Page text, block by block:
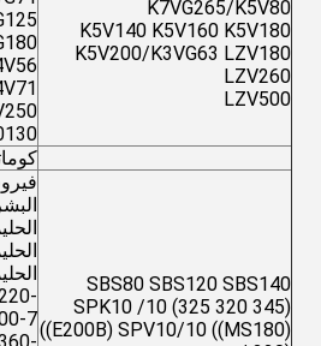
K7VG265/K5V80
K5V140 K5V160 K5V180
K5V200/K3VG63 LZV180
LZV260
LZV500
SBS80 SBS120 SBS140
(345 320 325) SPK10 /10
((E200B) SPV10/10 ((MS180)
7